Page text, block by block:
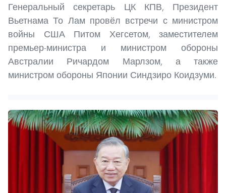
Генеральный секретарь ЦК КПВ, Президент
Вьетнама То Лам провёл встречи с министром
войны США Питом Хегсетом, заместителем
премьер-министра и министром обороны
Австралии Ричардом Марлзом, а также
министром обороны Японии Синдзиро Коидзуми.